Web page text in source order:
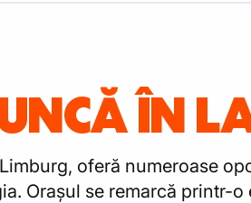
ÎN
oferă numeroase
Orașul se remarcă printr-